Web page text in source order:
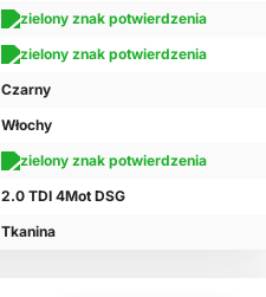
Czarny
Włochy
2.0 TDI 4Mot DSG
Tkanina